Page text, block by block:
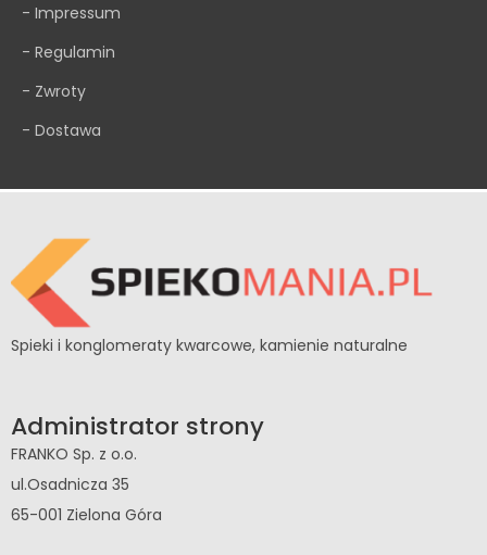
- Impressum
- Regulamin
- Zwroty
- Dostawa
Spieki i konglomeraty kwarcowe, kamienie naturalne
Administrator strony
FRANKO Sp. z o.o.
ul.Osadnicza 35
65-001 Zielona Góra